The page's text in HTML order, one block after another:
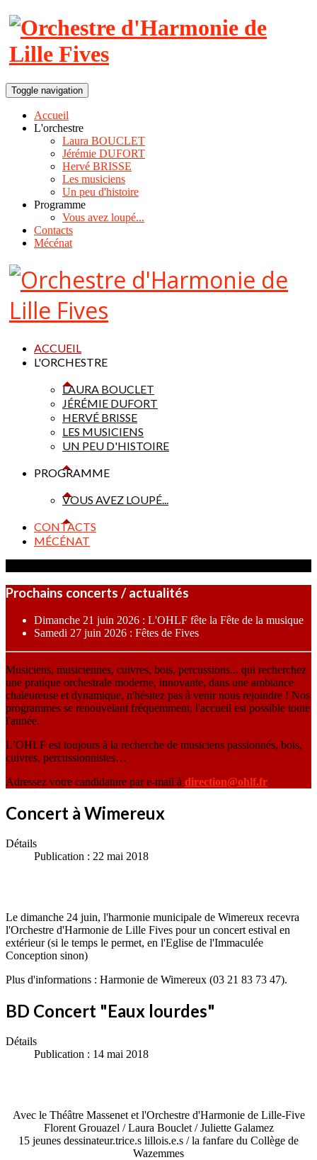
Toggle navigation
Accueil
L'orchestre
Laura BOUCLET
Jérémie DUFORT
Hervé BRISSE
Les musiciens
Un peu d'histoire
Programme
Vous avez loupé...
Contacts
Mécénat
ACCUEIL
L'ORCHESTRE
LAURA BOUCLET
JÉRÉMIE DUFORT
HERVÉ BRISSE
LES MUSICIENS
UN PEU D'HISTOIRE
PROGRAMME
VOUS AVEZ LOUPÉ...
CONTACTS
MÉCÉNAT
Prochains concerts / actualités
Dimanche 21 juin 2026 : L'OHLF fête la Fête de la musique
Samedi 27 juin 2026 : Fêtes de Fives
Musiciens, musiciennes, cuivres, bois, percussions... qui recherchez
une pratique orchestrale moderne, innovante, dans une ambiance
chaleureuse et dynamique, n'hésitez pas à venir nous rejoindre ! Nos
programmes se renouvelant fréquemment, l'accueil est possible toute
l'année.
L’OHLF est toujours à la recherche de musiciens passionnés, bois,
cuivres, percussionnistes…
Adressez votre candidature par e-mail à direction@ohlf.fr
Concert à Wimereux
Détails
Publication : 22 mai 2018
Le dimanche 24 juin, l'harmonie municipale de Wimereux recevra
l'Orchestre d'Harmonie de Lille Fives pour un concert estival en
extérieur (si le temps le permet, en l'Eglise de l'Immaculée
Conception sinon)
Plus d'informations : Harmonie de Wimereux (03 21 83 73 47).
BD Concert "Eaux lourdes"
Détails
Publication : 14 mai 2018
Avec le Théâtre Massenet et l'Orchestre d'Harmonie de Lille-Five
Florent Grouazel / Laura Bouclet / Juliette Galamez
15 jeunes dessinateur.trice.s lillois.e.s / la fanfare du Collège de
Wazemmes